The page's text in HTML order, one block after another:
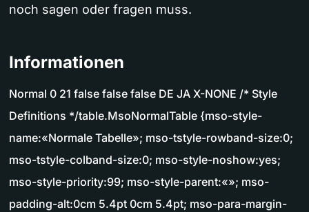
noch sagen oder fragen muss.
Informationen
Normal 0 21 false false false DE JA X-NONE /* Style
Definitions */table.MsoNormalTable {mso-style-
name:«Normale Tabelle»; mso-tstyle-rowband-size:0;
mso-tstyle-colband-size:0; mso-style-noshow:yes;
mso-style-priority:99; mso-style-parent:«»; mso-
padding-alt:0cm 5.4pt 0cm 5.4pt; mso-para-margin-